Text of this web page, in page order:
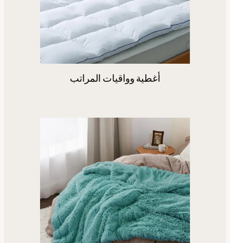
أغطية وواقيات المراتب